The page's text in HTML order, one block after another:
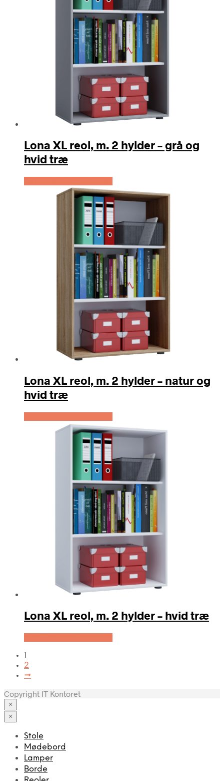
Lona XL reol, m. 2 hylder – grå og
hvid træ
Lona XL reol, m. 2 hylder – natur og
hvid træ
Lona XL reol, m. 2 hylder – hvid træ
1
2
→
Copyright IT Kontoret
×
×
Stole
Mødebord
Lamper
Borde